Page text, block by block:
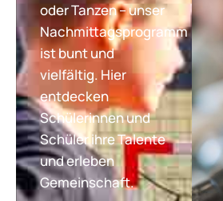
oder Tanzen – unser
Nachmittagsprogramm
ist bunt und
vielfältig. Hier
entdecken
Schülerinnen und
Schüler ihre Talente
und erleben
Gemeinschaft.